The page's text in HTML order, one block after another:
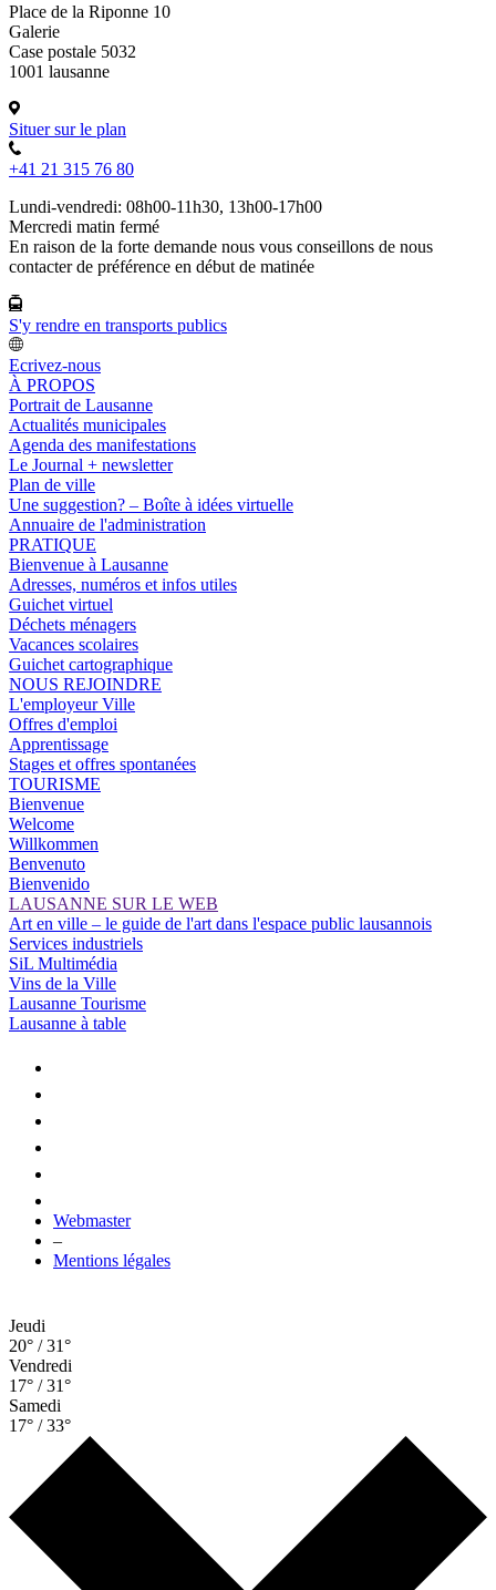
Place de la Riponne 10
Galerie
Case postale 5032
1001 lausanne
Situer sur le plan
+41 21 315 76 80
Lundi-vendredi: 08h00-11h30, 13h00-17h00
Mercredi matin fermé
En raison de la forte demande nous vous conseillons de nous
contacter de préférence en début de matinée
S'y rendre en transports publics
Ecrivez-nous
À PROPOS
Portrait de Lausanne
Actualités municipales
Agenda des manifestations
Le Journal + newsletter
Plan de ville
Une suggestion? – Boîte à idées virtuelle
Annuaire de l'administration
PRATIQUE
Bienvenue à Lausanne
Adresses, numéros et infos utiles
Guichet virtuel
Déchets ménagers
Vacances scolaires
Guichet cartographique
NOUS REJOINDRE
L'employeur Ville
Offres d'emploi
Apprentissage
Stages et offres spontanées
TOURISME
Bienvenue
Welcome
Willkommen
Benvenuto
Bienvenido
LAUSANNE SUR LE WEB
Art en ville – le guide de l'art dans l'espace public lausannois
Services industriels
SiL Multimédia
Vins de la Ville
Lausanne Tourisme
Lausanne à table
Webmaster
–
Mentions légales
Jeudi
20° / 31°
Vendredi
17° / 31°
Samedi
17° / 33°